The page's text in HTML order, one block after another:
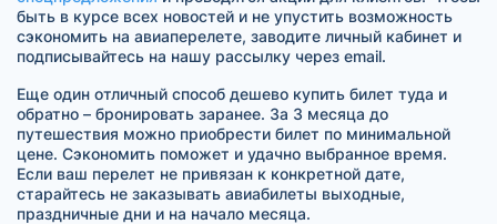
быть в курсе всех новостей и не упустить возможность
сэкономить на авиаперелете, заводите личный кабинет и
подписывайтесь на нашу рассылку через email.
Еще один отличный способ дешево купить билет туда и
обратно – бронировать заранее. За 3 месяца до
путешествия можно приобрести билет по минимальной
цене. Сэкономить поможет и удачно выбранное время.
Если ваш перелет не привязан к конкретной дате,
старайтесь не заказывать авиабилеты выходные,
праздничные дни и на начало месяца.